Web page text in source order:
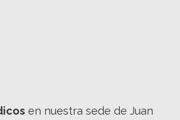
en nuestra sede de Juan